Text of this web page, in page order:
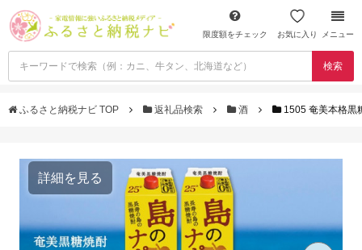
限度額をチェック お気に入り メニュー
検索
ふるさと納税ナビ TOP 返礼品検索 酒 1505 奄美本格黒
詳細を見る